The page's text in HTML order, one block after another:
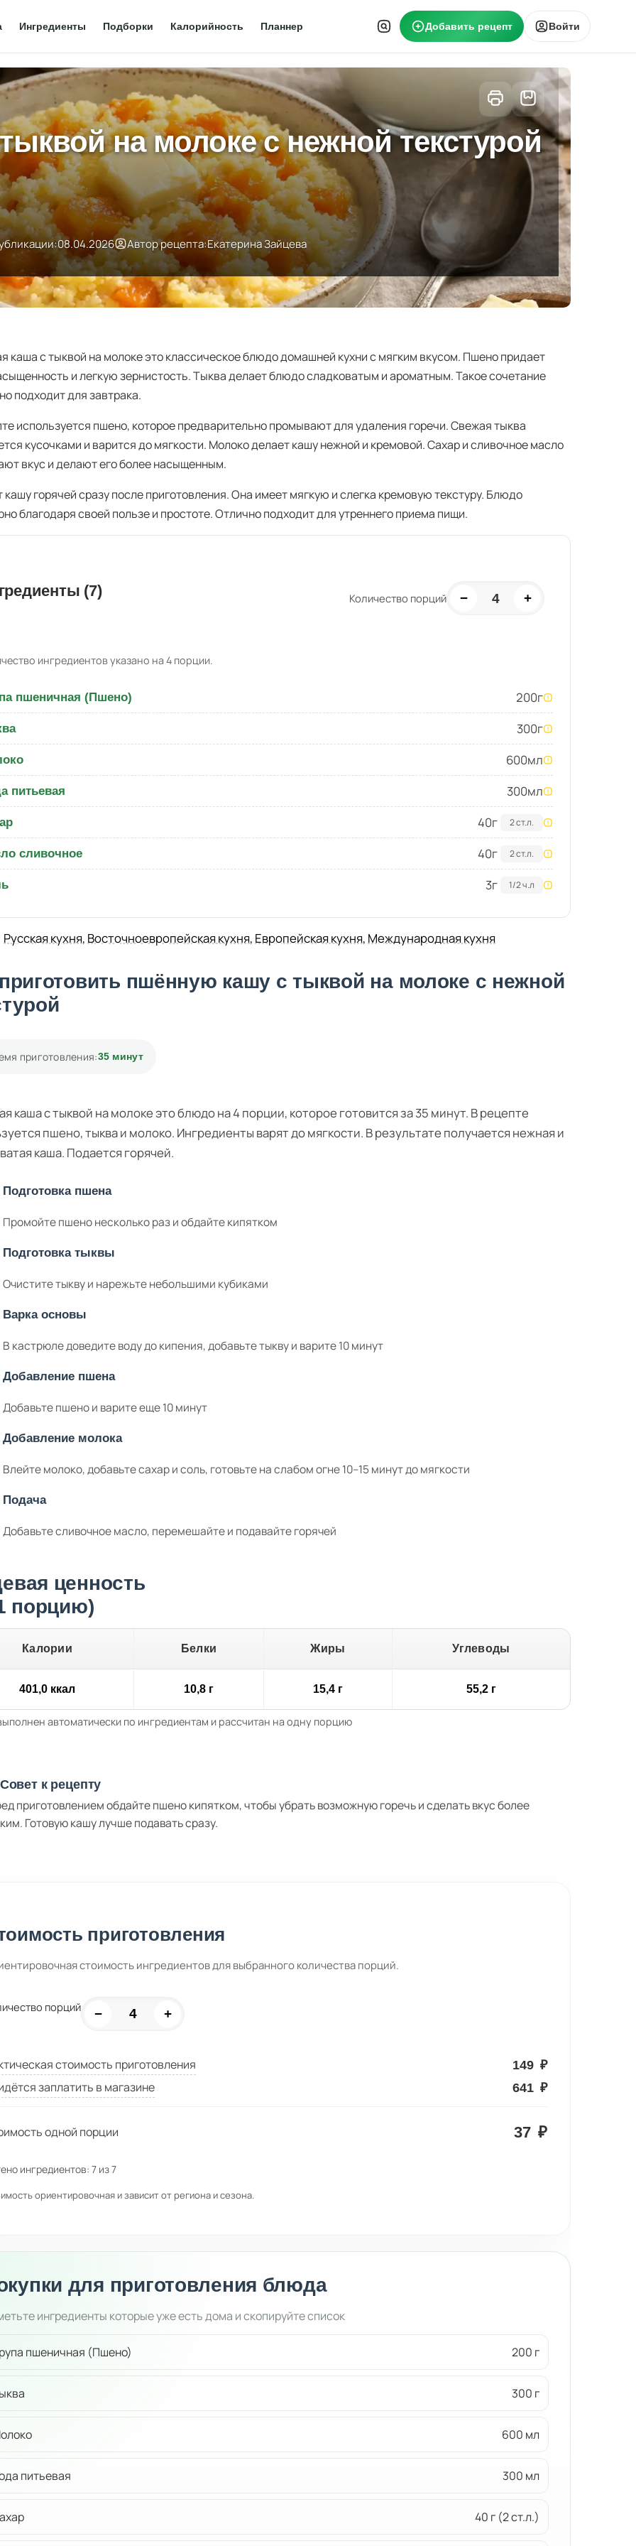
Ингредиенты Подборки Калорийность Планнер Добавить рецепт Войти
на молоке с нежной текстурой
08.04.2026 Автор рецепта:Екатерина Зайцева
каша с тыквой на молоке это классическое блюдо домашней кухни с мягким вкусом. Пшено придает
и легкую зернистость. Тыква делает блюдо сладковатым и ароматным. Такое сочетание
подходит для завтрака.
используется пшено, которое предварительно промывают для удаления горечи. Свежая тыква
кусочками и варится до мягкости. Молоко делает кашу нежной и кремовой. Сахар и сливочное масло
вкус и делают его более насыщенным.
горячей сразу после приготовления. Она имеет мягкую и слегка кремовую текстуру. Блюдо
благодаря своей пользе и простоте. Отлично подходит для утреннего приема пищи.
(7) Количество порций − 4 +
ингредиентов указано на 4 порции.
пшеничная (Пшено) 200г
300г
600мл
питьевая 300мл
40г 2 ст.л.
сливочное 40г 2 ст.л.
3г 1/2 ч.л
Русская кухня, Восточноевропейская кухня, Европейская кухня, Международная кухня
пшённую кашу с тыквой на молоке с нежной
приготовления:35 минут
каша с тыквой на молоке это блюдо на 4 порции, которое готовится за 35 минут. В рецепте
пшено, тыква и молоко. Ингредиенты варят до мягкости. В результате получается нежная и
каша. Подается горячей.
Подготовка пшена
Промойте пшено несколько раз и обдайте кипятком
Подготовка тыквы
Очистите тыкву и нарежьте небольшими кубиками
Варка основы
В кастрюле доведите воду до кипения, добавьте тыкву и варите 10 минут
Добавление пшена
Добавьте пшено и варите еще 10 минут
Добавление молока
Влейте молоко, добавьте сахар и соль, готовьте на слабом огне 10–15 минут до мягкости
Подача
Добавьте сливочное масло, перемешайте и подавайте горячей
ценность
порцию)
Калории Белки Жиры Углеводы
401,0 ккал 10,8 г 15,4 г 55,2 г
автоматически по ингредиентам и рассчитан на одну порцию
Совет к рецепту
приготовлением обдайте пшено кипятком, чтобы убрать возможную горечь и сделать вкус более
Готовую кашу лучше подавать сразу.
приготовления
стоимость ингредиентов для выбранного количества порций.
порций − +
стоимость приготовления 149 ₽
заплатить в магазине 641 ₽
одной порции 37 ₽
ингредиентов: 7 из7
ориентировочная и зависит от региона и сезона.
для приготовления блюда
ингредиенты которые уже есть дома и скопируйте список
пшеничная (Пшено) 200 г
300 г
600 мл
питьевая 300 мл
40 г (2 ст.л.)